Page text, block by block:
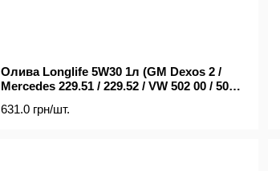
Олива Longlife 5W30 1л (GM Dexos 2 /
Mercedes 229.51 / 229.52 / VW 502 00 / 505
631.0 грн/шт.